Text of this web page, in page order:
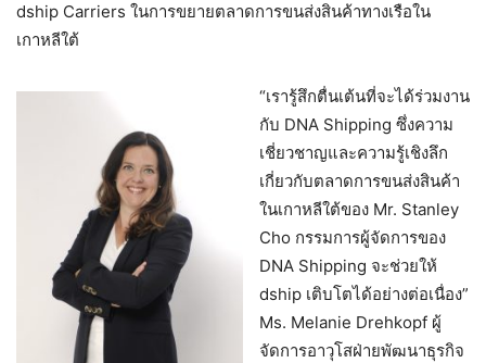
dship Carriers ในการขยายตลาดการขนส่งสินค้าทางเรือใน
เกาหลีใต้
“เรารู้สึกตื่นเต้นที่จะได้ร่วมงาน
กับ DNA Shipping ซึ่งความ
เชี่ยวชาญและความรู้เชิงลึก
เกี่ยวกับตลาดการขนส่งสินค้า
ในเกาหลีใต้ของ Mr. Stanley
Cho กรรมการผู้จัดการของ
DNA Shipping จะช่วยให้
dship เติบโตได้อย่างต่อเนื่อง”
Ms. Melanie Drehkopf ผู้
จัดการอาวุโสฝ่ายพัฒนาธุรกิจ